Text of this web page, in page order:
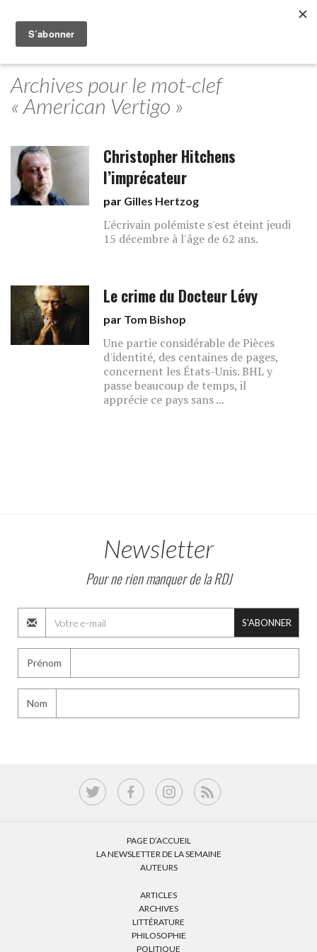
Archives pour le mot-clef
« American Vertigo »
Christopher Hitchens
l’imprécateur
par Gilles Hertzog
L'écrivain polémiste s'est éteint jeudi
15 décembre à l'âge de 62 ans.
Le crime du Docteur Lévy
par Tom Bishop
Une partie considérable de Pièces
d'identité, des centaines de pages,
concernent les États-Unis. BHL y
passe beaucoup de temps, il
apprécie ce pays sans ...
Newsletter
Pour ne rien manquer de la RDJ
S'ABONNER
Prénom
Nom
PAGE D’ACCUEIL
LA NEWSLETTER DE LA SEMAINE
AUTEURS
ARTICLES
ARCHIVES
LITTÉRATURE
PHILOSOPHIE
POLITIQUE